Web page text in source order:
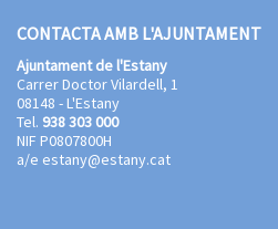
CONTACTA AMB L'AJUNTAMENT
Ajuntament de l'Estany
Carrer Doctor Vilardell, 1
08148 - L'Estany
Tel. 938 303 000
NIF P0807800H
a/e estany@estany.cat